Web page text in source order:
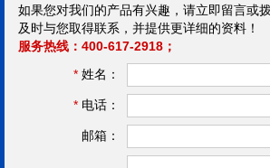
如果您对我们的产品有兴趣，请立即留言或
及时与您取得联系，并提供更详细的资料！
服务热线：400-617-2918；
* 姓名：
* 电话：
邮箱：